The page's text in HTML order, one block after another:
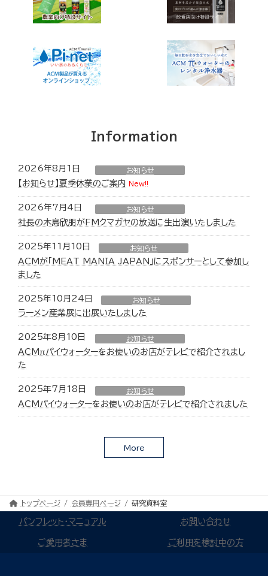
Information
2026年8月1日 お知らせ
【お知らせ】夏季休業のご案内 New!!
2026年7月4日 お知らせ
社長の木島欣朋がFMクマガヤの放送に生出演いたしました
2025年11月10日 お知らせ
ACMが「MEAT MANIA JAPAN」にスポンサーとして参加し
ました
2025年10月24日 お知らせ
ラーメン産業展に出展いたしました
2025年8月10日 お知らせ
ACMπパイウォーターをお使いのお店がテレビで紹介されまし
た
2025年7月18日 お知らせ
ACMパイウォーターをお使いのお店がテレビで紹介されました
More
トップページ 会員専用ページ 研究資料室
パンフレット・マニュアル お問い合わせ
ご愛用者さま ご利用を検討中の方